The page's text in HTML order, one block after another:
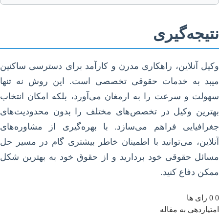
آنلاین، راهکاری مدرن و کارآمد برای دسترسی ساکنین
به خدمات حقوقی تخصصی است. این روش نه تنها
و سرعت را به ارمغان می‌آورد، بلکه امکان انتخاب
وکیل در تخصص‌های مختلف را بدون محدودیت‌های
فراهم می‌سازد. با بهره‌گیری از مشاوره‌های
می‌توانید با اطمینان خاطر بیشتری گام در مسیر حل
حقوقی خود بردارید و از حقوق خود به بهترین شکل
دفاع کنید.
0 رای ها
به مقاله